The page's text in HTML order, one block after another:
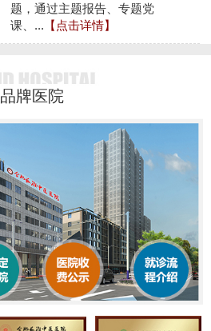
题，通过主题报告、专题党
课、... 【点击详情】
品牌医院